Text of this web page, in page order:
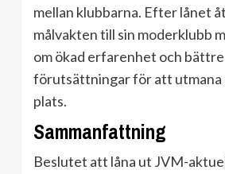
mellan klubbarna. Efter lånet
målvakten till sin moderklubb
om ökad erfarenhet och bättre
förutsättningar för att utmana
plats.
Sammanfattning
Beslutet att låna ut JVM-